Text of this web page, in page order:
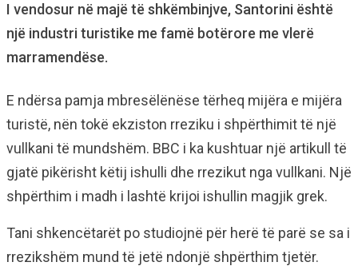
I vendosur në majë të shkëmbinjve, Santorini është
një industri turistike me famë botërore me vlerë
marramendëse.
E ndërsa pamja mbresëlënëse tërheq mijëra e mijëra
turistë, nën tokë ekziston rreziku i shpërthimit të një
vullkani të mundshëm. BBC i ka kushtuar një artikull të
gjatë pikërisht këtij ishulli dhe rrezikut nga vullkani. Një
shpërthim i madh i lashtë krijoi ishullin magjik grek.
Tani shkencëtarët po studiojnë për herë të parë se sa i
rrezikshëm mund të jetë ndonjë shpërthim tjetër.